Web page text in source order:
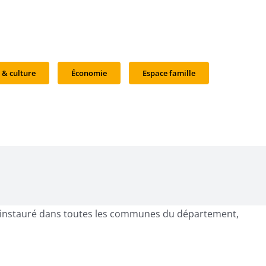
& culture Économie Espace famille
dans toutes les communes du département,